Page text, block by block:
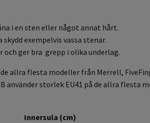
i en sten eller något annat hårt.
exempelvis vassa stenar.
och ger bra grepp i olika underlag.
allra flesta modeller från Merrell,
använder storlek EU41 på de allra flesta
Innersula (cm)